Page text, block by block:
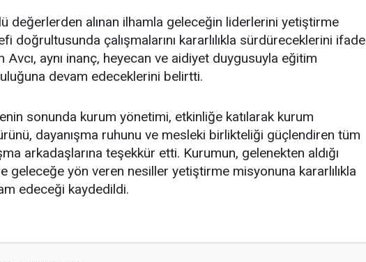
değerlerden alınan ilhamla geleceğin liderlerini yetiştirme
doğrultusunda çalışmalarını kararlılıkla sürdüreceklerini ifade
Avcı, aynı inanç, heyecan ve aidiyet duygusuyla eğitim
devam edeceklerini belirtti.
sonunda kurum yönetimi, etkinliğe katılarak kurum
dayanışma ruhunu ve mesleki birlikteliği güçlendiren tüm
arkadaşlarına teşekkür etti. Kurumun, gelenekten aldığı
geleceğe yön veren nesiller yetiştirme misyonuna kararlılıkla
edeceği kaydedildi.